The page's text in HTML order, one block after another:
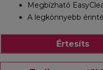
Megbízható
A legkönnyebb
Értesíts